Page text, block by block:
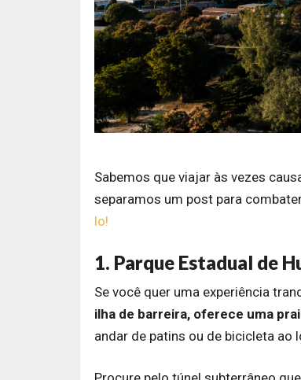
Sabemos que viajar às vezes
separamos um post para
lo!
1. Parque Estadual de
Se você quer uma experiência
ilha de barreira, oferece uma
andar de patins ou de bicicleta ao